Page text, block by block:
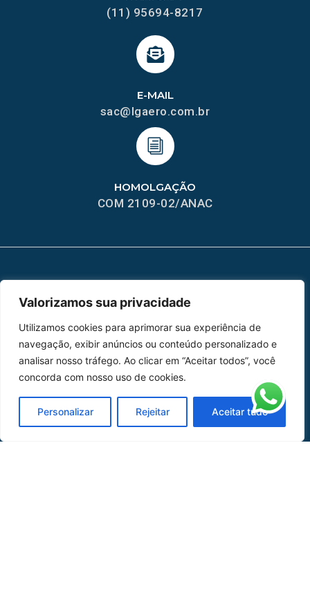
Valorizamos sua privacidade
Utilizamos cookies para aprimorar sua experiência de
navegação, exibir anúncios ou conteúdo personalizado e
analisar nosso tráfego. Ao clicar em “Aceitar todos”, você
concorda com nosso uso de cookies.
Personalizar Rejeitar Aceitar tudo
HOMOLGAÇÃO
COM 2109-02/ANAC
E-MAIL
sac@lgaero.com.br
(11) 95694-8217
Peças
Catálogo de Aplicações
Oficina de Mangueiras